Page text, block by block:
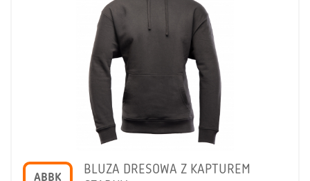
ABBK
BLUZA DRESOWA Z KAPTUREM